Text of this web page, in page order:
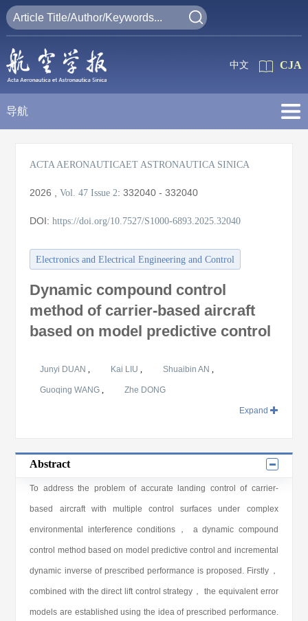
CJA
中文
导航
ACTA AERONAUTICAET ASTRONAUTICA SINICA
2026 ,Vol. 47 Issue 2:332040 - 332040
DOI:https://doi.org/10.7527/S1000-6893.2025.32040
Electronics and Electrical Engineering and Control
Dynamic compound control
method of carrier-based aircraft
based on model predictive control
Junyi DUAN, Kai LIU, Shuaibin AN,
Guoqing WANG, Zhe DONG
Expand
Abstract
To address the problem of accurate landing control of carrier-
based aircraft with multiple control surfaces under complex
environmental interference conditions， a dynamic compound
control method based on model predictive control and incremental
dynamic inverse of prescribed performance is proposed. Firstly，
combined with the direct lift control strategy， the equivalent error
models are established using the idea of prescribed performance.